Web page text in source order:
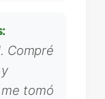
Compré
tomó